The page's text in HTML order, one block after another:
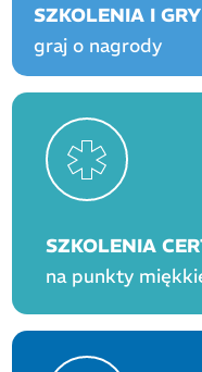
SZKOLENIA I
graj o nagrody
SZKOLENIA
na punkty